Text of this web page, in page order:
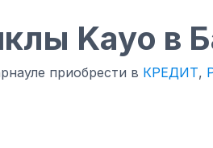
Kayo в
приобрести в КРЕДИТ,